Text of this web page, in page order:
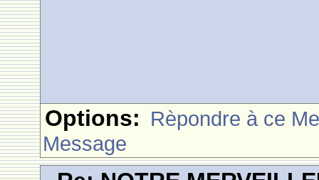
Options: Rèpondre à ce
Message